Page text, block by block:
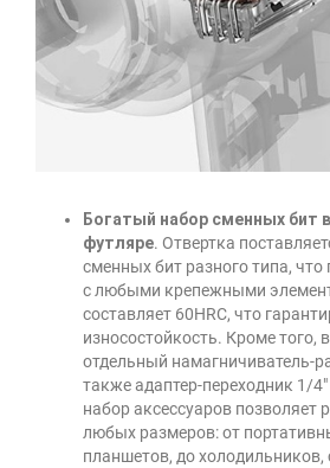
Богатый набор сменных бит
футляре. Отвертка
сменных бит разного типа, что
с любыми крепежными
составляет 60HRC, что
износостойкость. Кроме того,
отдельный намагничиватель-
также адаптер-переходник 1/
набор аксессуаров позволяет
любых размеров: от
планшетов, до